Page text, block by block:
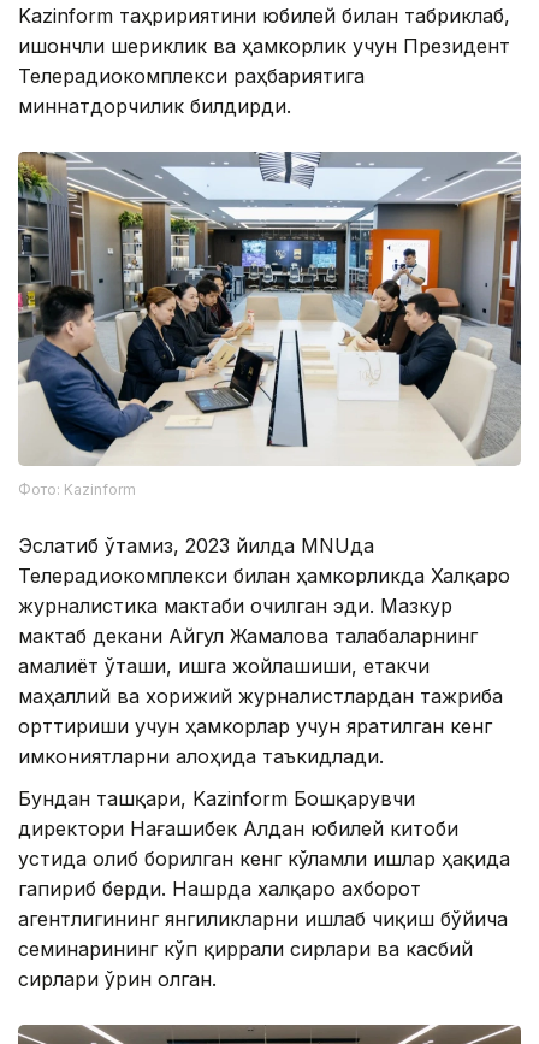
Kazinform таҳририятини юбилей билан табриклаб,
ишончли шериклик ва ҳамкорлик учун Президент
Телерадиокомплекси раҳбариятига
миннатдорчилик билдирди.
Фото: Kazinform
Эслатиб ўтамиз, 2023 йилда MNUда
Телерадиокомплекси билан ҳамкорликда Халқаро
журналистика мактаби очилган эди. Мазкур
мактаб декани Айгул Жамалова талабаларнинг
амалиёт ўташи, ишга жойлашиши, етакчи
маҳаллий ва хорижий журналистлардан тажриба
орттириши учун ҳамкорлар учун яратилган кенг
имкониятларни алоҳида таъкидлади.
Бундан ташқари, Kazinform Бошқарувчи
директори Нағашибек Алдан юбилей китоби
устида олиб борилган кенг кўламли ишлар ҳақида
гапириб берди. Нашрда халқаро ахборот
агентлигининг янгиликларни ишлаб чиқиш бўйича
семинарининг кўп қиррали сирлари ва касбий
сирлари ўрин олган.